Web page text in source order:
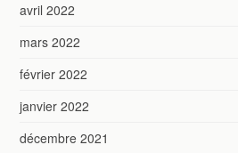
avril 2022
mars 2022
février 2022
janvier 2022
décembre 2021